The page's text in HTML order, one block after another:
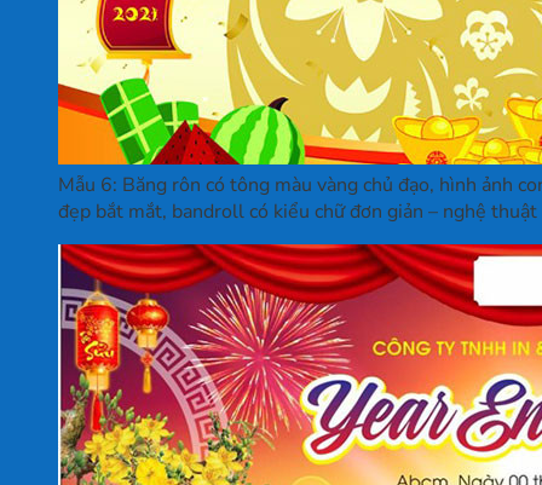
Mẫu 6: Băng rôn có tông màu vàng chủ đạo, hình ảnh
đẹp bắt mắt, bandroll có kiểu chữ đơn giản – nghệ thuật